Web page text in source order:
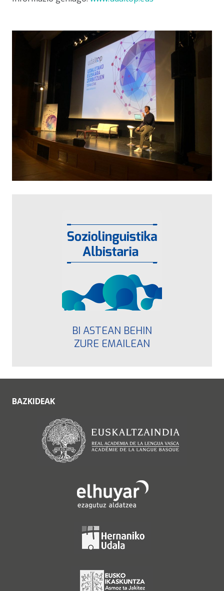
BI ASTEAN BEHIN
ZURE EMAILEAN
BAZKIDEAK